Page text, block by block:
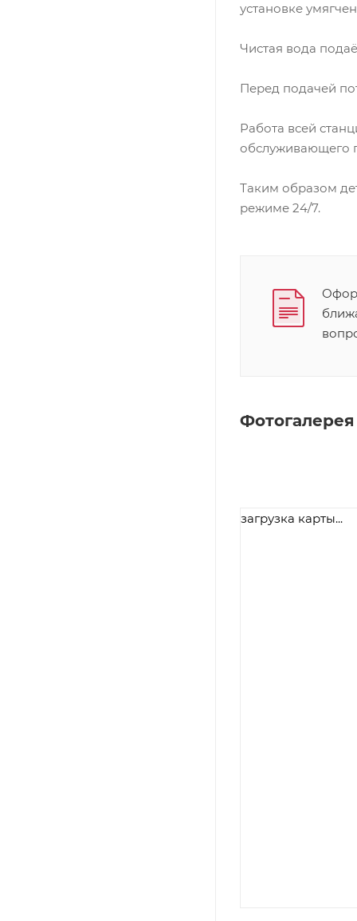
установке
Чистая вода
Перед подачей
Работа всей
обслуживающего
Таким образом
режиме 24/7.
Фотогалерея
загрузка карты...